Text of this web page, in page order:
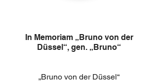
In Memoriam „Bruno von der
Düssel“, gen. „Bruno“
„Bruno von der Düssel“